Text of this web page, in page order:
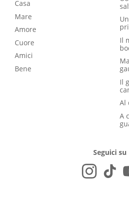
Casa
Mare
Amore
Cuore
Amici
Bene
Il
Il
Al
A
Seguici su